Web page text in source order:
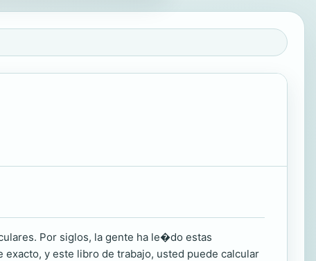
Por siglos, la gente ha le�do estas
y este libro de trabajo, usted puede calcular